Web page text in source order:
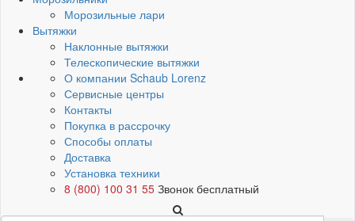
Морозильные лари
Вытяжки
Наклонные вытяжки
Телескопические вытяжки
О компании Schaub Lorenz
Сервисные центры
Контакты
Покупка в рассрочку
Способы оплаты
Доставка
Установка техники
8 (800) 100 31 55 Звонок бесплатный